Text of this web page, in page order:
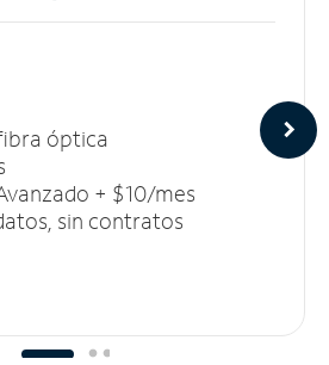
óptica
+ $10/mes
sin contratos